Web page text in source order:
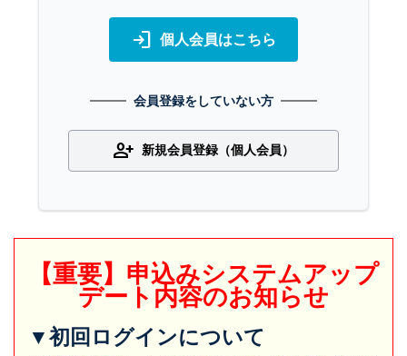
login 個人会員はこちら
会員登録をしていない方
person_add 新規会員登録（個人会員）
【重要】申込みシステムアップ
デート内容のお知らせ
▼初回ログインについて